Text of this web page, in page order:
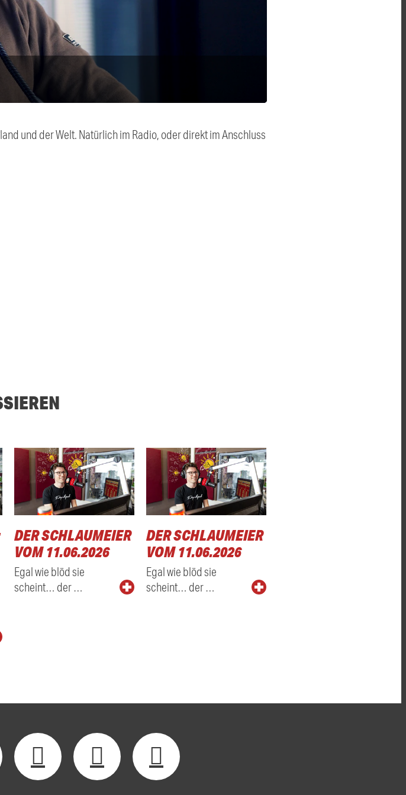
und der Welt. Natürlich im Radio, oder direkt im Anschluss
DER SCHLAUMEIER
VOM 11.06.2026
Egal wie blöd sie
scheint… der …
DER SCHLAUMEIER
VOM 11.06.2026
Egal wie blöd sie
scheint… der …